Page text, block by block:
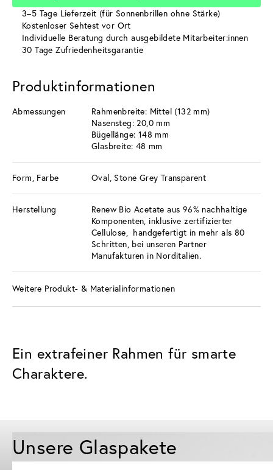
3–5 Tage Lieferzeit (für Sonnenbrillen ohne Stärke)
Kostenloser Sehtest vor Ort
Individuelle Beratung durch ausgebildete Mitarbeiter:innen
30 Tage Zufriedenheitsgarantie
Produktinformationen
Abmessungen
Rahmenbreite: Mittel (132 mm)
Nasensteg: 20,0 mm
Bügellänge: 148 mm
Glasbreite: 48 mm
Form, Farbe Oval, Stone Grey Transparent
Herstellung
Renew Bio Acetate aus 96% nachhaltige
Komponenten, inklusive zertifizierter
Cellulose, handgefertigt in mehr als 80
Schritten, bei unseren Partner
Manufakturen in Norditalien.
Weitere Produkt- & Materialinformationen
Ein extrafeiner Rahmen für smarte
Charaktere.
Unsere Glaspakete